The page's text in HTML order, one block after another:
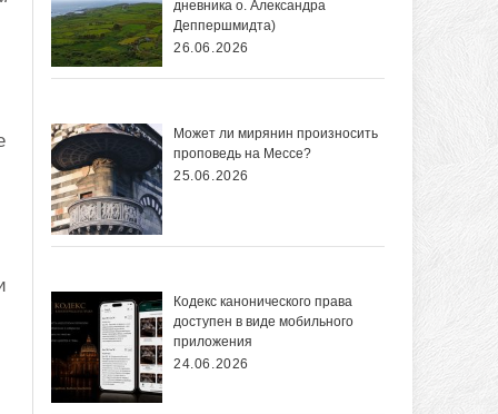
дневника о. Александра
Деппершмидта)
26.06.2026
Может ли мирянин произносить
проповедь на Мессе?
25.06.2026
Кодекс канонического права
доступен в виде мобильного
приложения
24.06.2026